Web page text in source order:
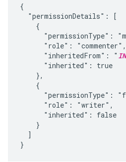
{
  "permissionDetails": [
    {
"permissionType":
      "role": "commenter",
      "inheritedFrom": "
      "inherited": true
    },
    {
"permissionType":
      "role": "writer",
      "inherited": false
    }
  ]
}